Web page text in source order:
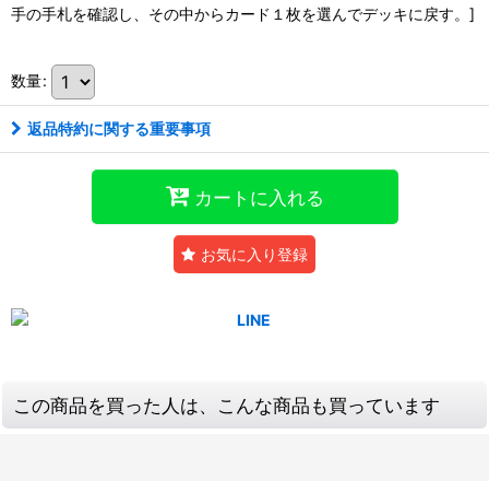
手の手札を確認し、その中からカード１枚を選んでデッキに戻す。]
数量:
返品特約に関する重要事項
カートに入れる
お気に入り登録
この商品を買った人は、こんな商品も買っています